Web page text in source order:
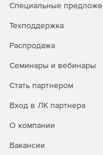
Специальные
Техподдержка
Распродажа
Семинары и вебинары
Стать партнером
Вход в ЛК партнера
О компании
Вакансии